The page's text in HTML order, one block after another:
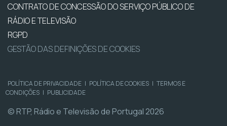
CONTRATO DE CONCESSÃO DO SERVIÇO PÚBLICO DE
RÁDIO E TELEVISÃO
RGPD
GESTÃO DAS DEFINIÇÕES DE COOKIES
POLÍTICA DE PRIVACIDADE | POLÍTICA DE COOKIES | TERMOS E
CONDIÇÕES | PUBLICIDADE
© RTP, Rádio e Televisão de Portugal 2026